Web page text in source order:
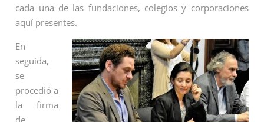
cada una de las fundaciones, colegios y corporaciones
aquí presentes.
En
seguida,
se
procedió a
la firma